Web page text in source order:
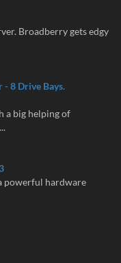
Broadberry gets edgy
- 8 Drive Bays.
a big helping of
powerful hardware